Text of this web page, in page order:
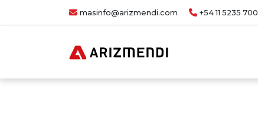
masinfo@arizmendi.com +54 11 5235